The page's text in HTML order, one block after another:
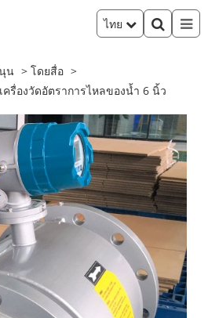
ไทย
น
โดยสื่อ
เครื่องวัดอัตราการไหลของน้ำ 6 นิ้ว